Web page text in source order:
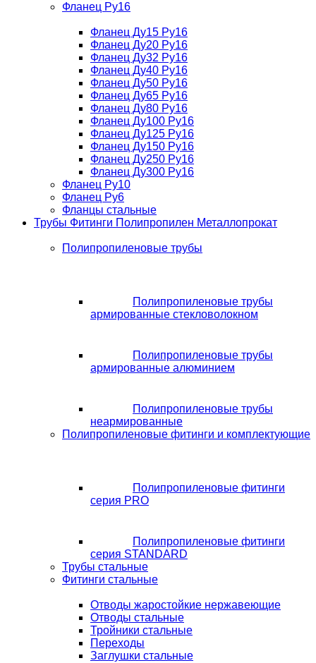
Фланец Ру16
Фланец Ду15 Ру16
Фланец Ду20 Ру16
Фланец Ду32 Ру16
Фланец Ду40 Ру16
Фланец Ду50 Ру16
Фланец Ду65 Ру16
Фланец Ду80 Ру16
Фланец Ду100 Ру16
Фланец Ду125 Ру16
Фланец Ду150 Ру16
Фланец Ду250 Ру16
Фланец Ду300 Ру16
Фланец Ру10
Фланец Ру6
Фланцы стальные
Трубы Фитинги Полипропилен Металлопрокат
Полипропиленовые трубы
Полипропиленовые трубы
армированные стекловолокном
Полипропиленовые трубы
армированные алюминием
Полипропиленовые трубы
неармированные
Полипропиленовые фитинги и комплектующие
Полипропиленовые фитинги
серия PRO
Полипропиленовые фитинги
серия STANDARD
Трубы стальные
Фитинги стальные
Отводы жаростойкие нержавеющие
Отводы стальные
Тройники стальные
Переходы
Заглушки стальные